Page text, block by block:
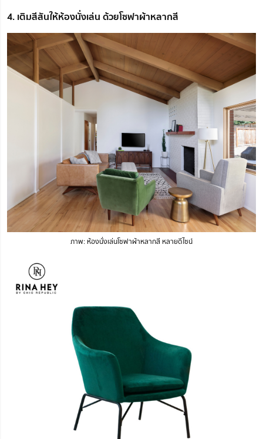
4. เติมสีสันให้ห้องนั่งเล่น ด้วยโซฟาผ้าหลากสี
ภาพ: ห้องนั่งเล่นโซฟาผ้าหลากสี หลายดีไซน์